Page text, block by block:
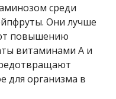
среди
Они лучше
повышению
витаминами А и
для организма в